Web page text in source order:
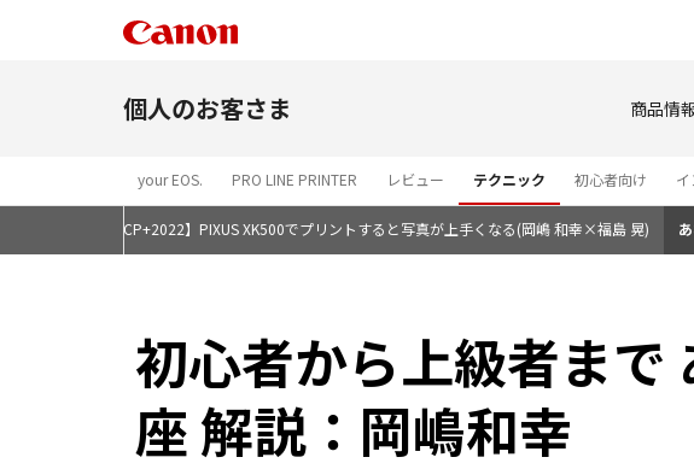
個人のお客さま 商品情
your EOS. PRO LINE PRINTER レビュー テクニック 初心者向け
【CP+2022】PIXUS XK500でプリントすると写真が上手くなる(岡嶋 和幸×福島 晃)
初心者から上級者まで
座 解説：岡嶋和幸